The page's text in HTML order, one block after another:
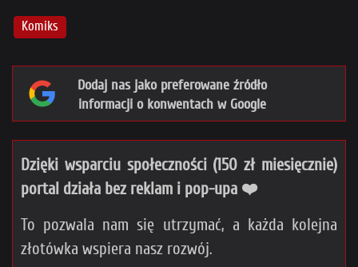
Komiks
Dodaj nas jako preferowane źródło
informacji o konwentach w Google
Dzięki wsparciu społeczności (150 zł miesięcznie)
portal działa bez reklam i pop-upa ❤️
To pozwala nam się utrzymać, a każda kolejna
złotówka wspiera nasz rozwój.